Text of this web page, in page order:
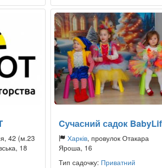
42 (м.23
18
Cучасний садок
Харків, провулок Отакара
Яроша, 16
Тип садочку: Приватний